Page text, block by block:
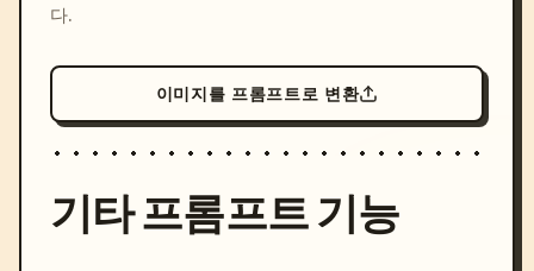
다.
이미지를 프롬프트로 변환
기타 프롬프트 기능